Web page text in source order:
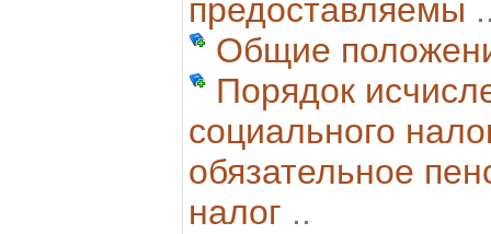
предоставляемы
Общие
Порядок
социального
обязательное
налог ..